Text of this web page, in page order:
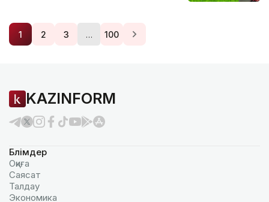
1 2 3 … 100
KAZINFORM
Бөлімдер
Оқиға
Саясат
Талдау
Экономика